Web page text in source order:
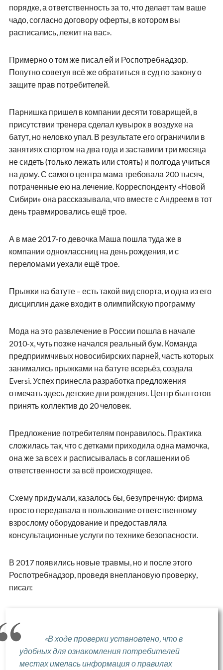
порядке, а ответственность за то, что делает там ваше
чадо, согласно договору оферты, в котором вы
расписались, лежит на вас».
Примерно о том же писал ей и Роспотребнадзор.
Попутно советуя всё же обратиться в суд по закону о
защите прав потребителей.
Парнишка пришел в компании десяти товарищей, в
присутствии тренера сделал кувырок в воздухе на
батут, но неловко упал. В результате его ограничили в
занятиях спортом на два года и заставили три месяца
не сидеть (только лежать или стоять) и полгода учиться
на дому. С самого центра мама требовала 200 тысяч,
потраченные ею на лечение. Корреспонденту «Новой
Сибири» она рассказывала, что вместе с Андреем в тот
день травмировались ещё трое.
А в мае 2017-го девочка Маша пошла туда же в
компании одноклассниц на день рождения, и с
переломами уехали ещё трое.
Прыжки на батуте – есть такой вид спорта, и одна из его
дисциплин даже входит в олимпийскую программу
Мода на это развлечение в России пошла в начале
2010-х, чуть позже начался реальный бум. Команда
предприимчивых новосибирских парней, часть которых
занимались прыжками на батуте всерьёз, создала
Eversi. Успех принесла разработка предложения
отмечать здесь детские дни рождения. Центр был готов
принять коллектив до 20 человек.
Предложение потребителям понравилось. Практика
сложилась так, что с детками приходила одна мамочка,
она же за всех и расписывалась в соглашении об
ответственности за всё происходящее.
Схему придумали, казалось бы, безупречную: фирма
просто передавала в пользование ответственному
взрослому оборудование и предоставляла
консультационные услуги по технике безопасности.
В 2017 появились новые травмы, но и после этого
Роспотребнадзор, проведя внеплановую проверку,
писал:
«В ходе проверки установлено, что в
удобных для ознакомления потребителей
местах имелась информация о правилах